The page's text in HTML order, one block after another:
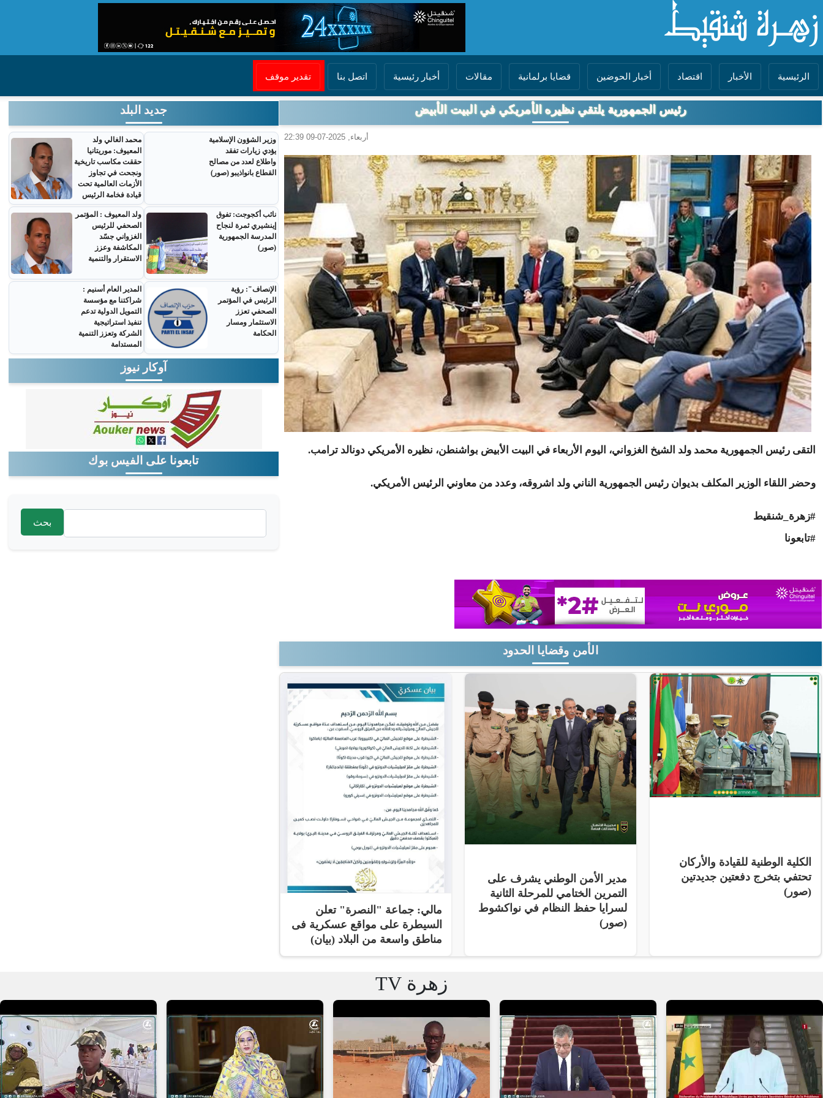
الرئيسية الأخبار اقتصاد أخبار الحوضين قضايا برلمانية مقالات أخبار رئيسية اتصل بنا تقدير موقف
رئيس الجمهورية يلتقي نظيره الأمريكي في البيت الأبيض
أربعاء, 2025-07-09 22:39
التقى رئيس الجمهورية محمد ولد الشيخ الغزواني، اليوم الأربعاء في البيت الأبيض بواشنطن، نظيره الأمريكي دونالد ترامب.
وحضر اللقاء الوزير المكلف بديوان رئيس الجمهورية الناني ولد اشروقه، وعدد من معاوني الرئيس الأمريكي.
#زهرة_شنقيط
#تابعونا
الأمن وقضايا الحدود
الكلية الوطنية للقيادة والأركان
تحتفي بتخرج دفعتين جديدتين
(صور)
مدير الأمن الوطني يشرف على
التمرين الختامي للمرحلة الثانية
لسرايا حفظ النظام في نواكشوط
(صور)
مالي: جماعة "النصرة" تعلن
السيطرة على مواقع عسكرية فى
مناطق واسعة من البلاد (بيان)
جديد البلد
وزير الشؤون الإسلامية
يؤدي زيارات تفقد
واطلاع لعدد من مصالح
القطاع بانواذيبو (صور)
محمد الغالي ولد
المعيوف: موريتانيا
حققت مكاسب تاريخية
ونجحت في تجاوز
الأزمات العالمية تحت
قيادة فخامة الرئيس
نائب أكجوجت: تفوق
إينشيري ثمرة لنجاح
المدرسة الجمهورية
(صور)
ولد المعيوف : المؤتمر
الصحفي للرئيس
الغزواني جسّد
المكاشفة وعزز
الاستقرار والتنمية
الإنصاف": رؤية
الرئيس في المؤتمر
الصحفي تعزز
الاستثمار ومسار
الحكامة
المدير العام أسنيم :
شراكتنا مع مؤسسة
التمويل الدولية تدعم
تنفيذ استراتيجية
الشركة وتعزز التنمية
المستدامة
آوكار نيوز
تابعونا على الفيس بوك
‏بحث ‏
زهرة TV